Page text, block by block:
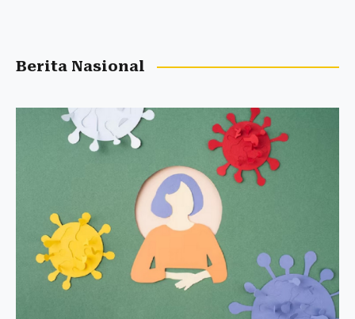
Berita Nasional